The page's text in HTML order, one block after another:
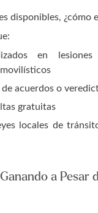
disponibles, ¿cómo
en
acuerdos o
gratuitas
locales de
a Pesar